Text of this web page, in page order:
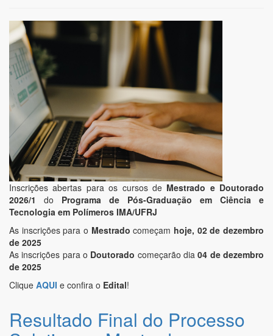
Inscrições abertas para os cursos de Mestrado e Doutorado
2026/1 do Programa de Pós-Graduação em Ciência e
Tecnologia em Polímeros IMA/UFRJ
As inscrições para o Mestrado começam hoje, 02 de dezembro
de 2025
As inscrições para o Doutorado começarão dia04 de dezembro
de 2025
Clique AQUI e confira o Edital!
Resultado Final do Processo